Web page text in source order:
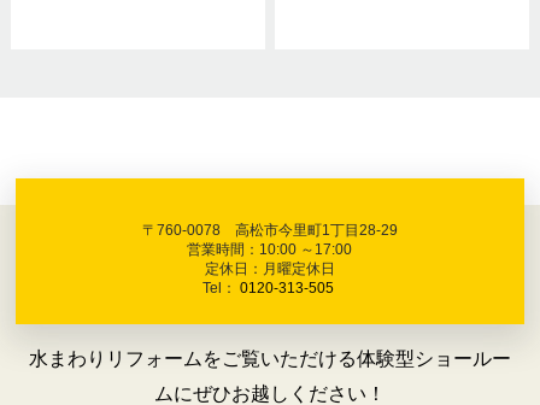
〒760-0078 高松市今里町1丁目28-29
営業時間：10:00 ～17:00
定休日：月曜定休日
Tel： 0120-313-505
水まわりリフォームをご覧いただける体験型ショールー
ムにぜひお越しください！